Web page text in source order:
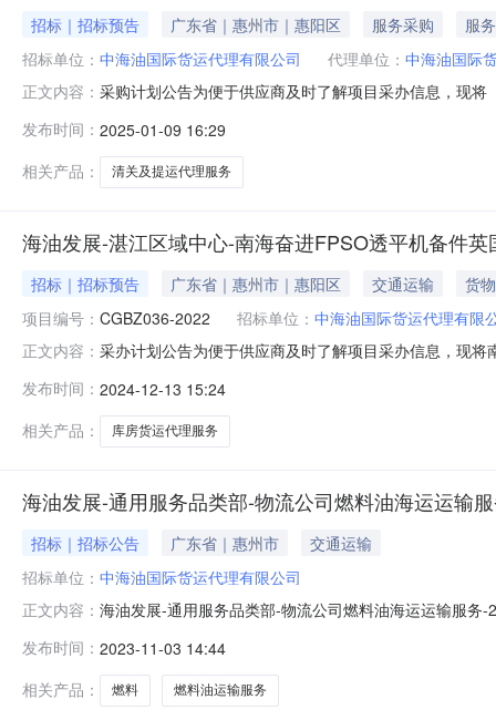
招标｜招标预告 广东省｜惠州市｜惠阳区 服务采购
服务
招标单位： 中海油国际货运代理有限公司 代理单位： 中海油国际
正文内容： 采购计划公告为便于供应商及时了解项目采办信息，现
质要求1.法定代表人（单位负责人）身份证明2.授权委托
（1）投标人为企业的，应
发布时间： 2025-01-09 16:29
相关产品：
清关及提运代理服务
海油发展-湛江区域中心-南海奋进FPSO透平机备件
招标｜招标预告 广东省｜惠州市｜惠阳区 交通运输
货物
项目编号： CGBZ036-2022 招标单位： 中海油国际货运代理有限
正文内容： 采办计划公告为便于供应商及时了解项目采办信息，现
运（英国机场—香港机场）、3）香港机场换单、提货、
到广东惠州大亚湾库房货运代理服务等。具
发布时间： 2024-12-13 15:24
相关产品：
库房货运代理服务
海油发展-通用服务品类部-物流公司燃料油海运运输
招标｜招标公告 广东省｜惠州市
交通运输
招标单位： 中海油国际货运代理有限公司
正文内容： 海油发展-通用服务品类部-物流公司燃料油海运运输服务
(1)供应商须具备水路运输许可证（经营范围：货物运输
运输服务业绩。提供
发布时间： 2023-11-03 14:44
相关产品：
燃料 燃料油运输服务